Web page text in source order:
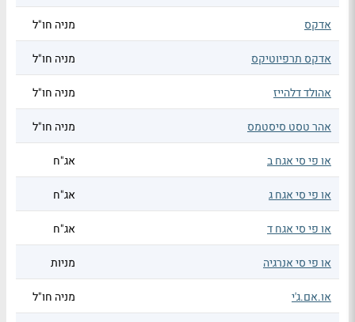
אדקס מניה חו"ל
אדקס תרפיוטיקס מניה חו"ל
אהולד דלהייז מניה חו"ל
אהר טסט סיסטמס מניה חו"ל
או פי סי אגח ב אג"ח
או פי סי אגח ג אג"ח
או פי סי אגח ד אג"ח
או פי סי אנרגיה מניות
או.אם.ג'י מניה חו"ל